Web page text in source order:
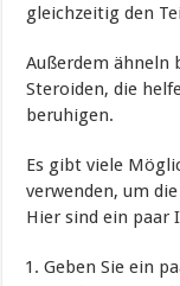
gleichzeitig den
Außerdem ähneln
Steroiden, die
beruhigen.
Es gibt viele
verwenden, um
Hier sind ein paar
Geben Sie ein